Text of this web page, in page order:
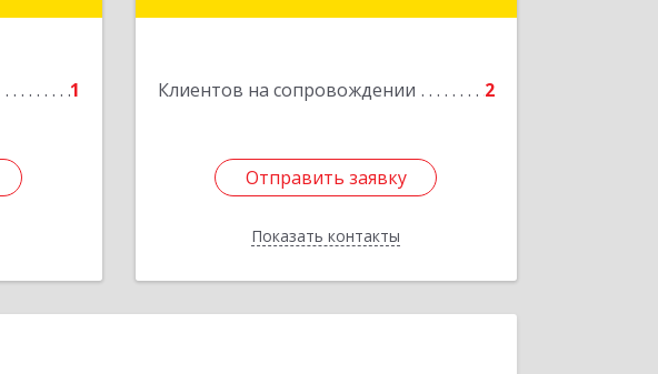
1 Клиентов на сопровождении 2
Отправить заявку
Показать контакты
Отправить заявку
Назад